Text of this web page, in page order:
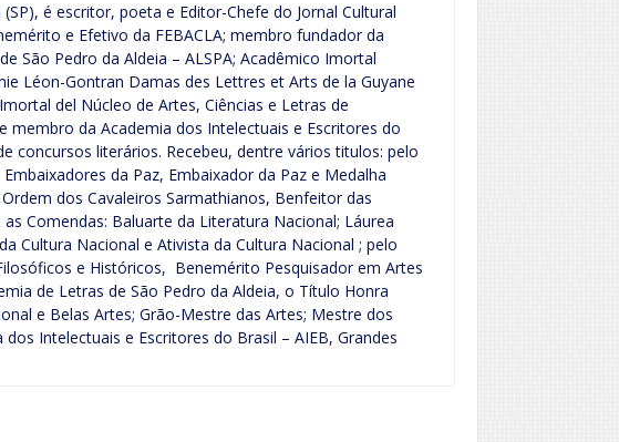
é escritor, poeta e Editor-Chefe do Jornal Cultural
e Efetivo da FEBACLA; membro fundador da
São Pedro da Aldeia – ALSPA; Acadêmico Imortal
Léon-Gontran Damas des Lettres et Arts de la Guyane
del Núcleo de Artes, Ciências e Letras de
membro da Academia dos Intelectuais e Escritores do
concursos literários. Recebeu, dentre vários titulos: pelo
da Paz, Embaixador da Paz e Medalha
dos Cavaleiros Sarmathianos, Benfeitor das
as Comendas: Baluarte da Literatura Nacional; Láurea
Cultura Nacional e Ativista da Cultura Nacional ; pelo
e Históricos, Benemérito Pesquisador em Artes
de Letras de São Pedro da Aldeia, o Título Honra
e Belas Artes; Grão-Mestre das Artes; Mestre dos
Intelectuais e Escritores do Brasil – AIEB, Grandes